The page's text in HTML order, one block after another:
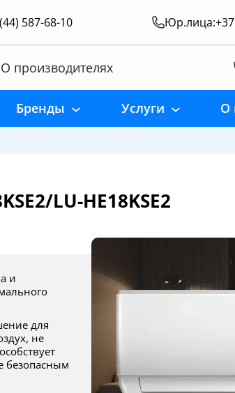
587-68-10 Юр.лица:
О производителях
Бренды Услуги О
LU-HE18KSE2
не
безопасным